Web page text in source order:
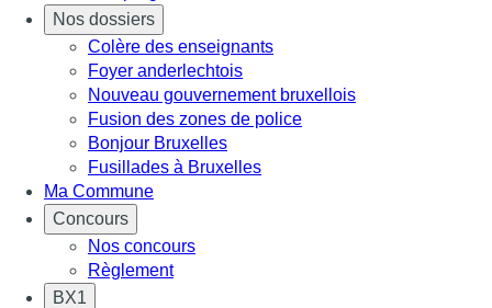
Nos dossiers
Colère des enseignants
Foyer anderlechtois
Nouveau gouvernement bruxellois
Fusion des zones de police
Bonjour Bruxelles
Fusillades à Bruxelles
Ma Commune
Concours
Nos concours
Règlement
BX1